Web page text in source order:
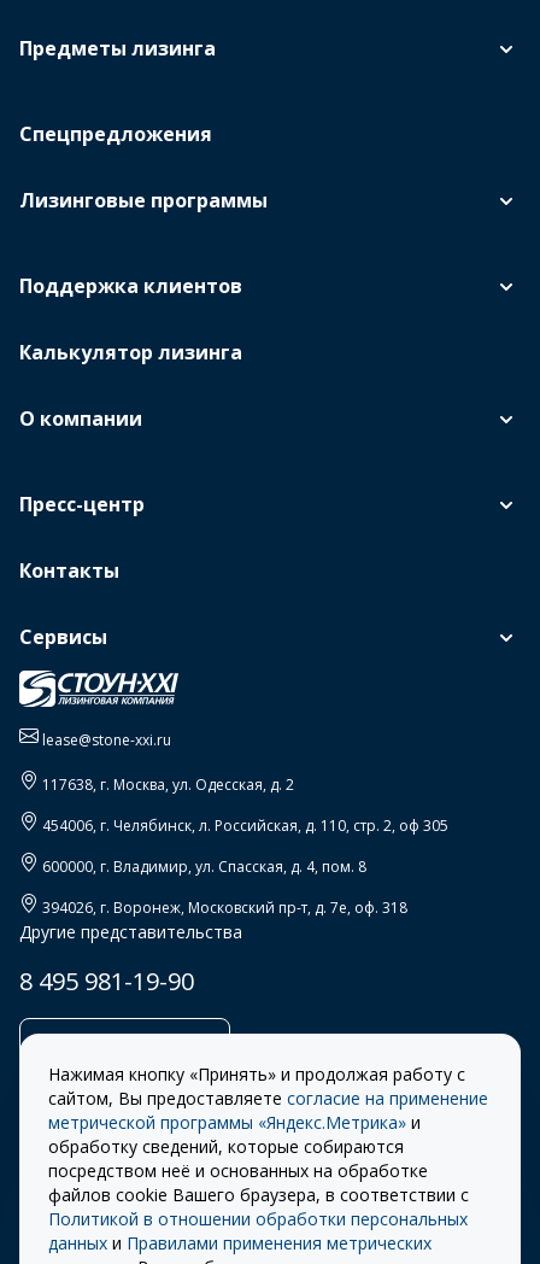
Предметы лизинга
Спецпредложения
Лизинговые программы
Поддержка клиентов
Калькулятор лизинга
О компании
Пресс-центр
Контакты
Сервисы
lease@stone-xxi.ru
117638, г. Москва,ул. Одесская, д. 2
454006, г. Челябинск,л. Российская, д. 110, стр. 2, оф 305
600000, г. Владимир,ул. Спасская, д. 4, пом. 8
394026, г. Воронеж,Московский пр-т, д. 7е, оф. 318
Другие представительства
8 495 981-19-90
© 2026 «СТОУН-XXI»
Разработка сайта –
ITECH
Правила
использования cookie
Правила пользования
сайтом
Нажимая кнопку «Принять» и продолжая работу с
сайтом, Вы предоставляете согласие на применение
метрической программы «Яндекс.Метрика» и
обработку сведений, которые собираются
посредством неё и основанных на обработке
файлов cookie Вашего браузера, в соответствии с
Политикой в отношении обработки персональных
данных и Правилами применения метрических